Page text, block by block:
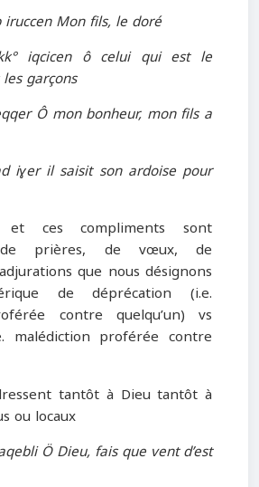
Mon fils, le doré
iqcicen ô celui qui est le
garçons
Ô mon bonheur, mon fils a
iɣer il saisit son ardoise pour
et ces compliments sont
de prières, de vœux, de
que nous désignons
de déprécation (i.e.
contre quelqu’un) vs
malédiction proférée contre
tantôt à Dieu tantôt à
ou locaux
Ö Dieu, fais que vent d’est